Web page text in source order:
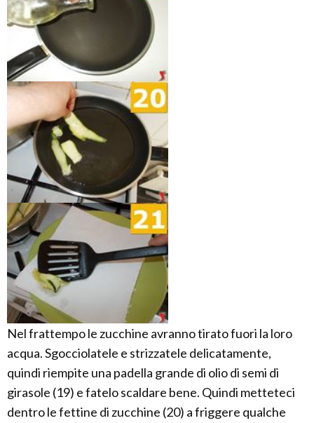
Nel frattempo le zucchine avranno tirato fuori la loro
acqua. Sgocciolatele e strizzatele delicatamente,
quindi riempite una padella grande di olio di semi di
girasole (19) e fatelo scaldare bene. Quindi metteteci
dentro le fettine di zucchine (20) a friggere qualche